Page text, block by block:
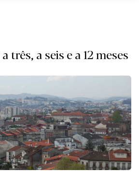
três, a seis e a 12 meses